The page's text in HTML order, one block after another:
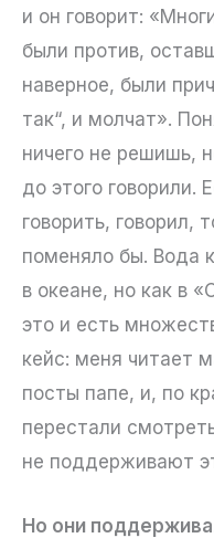
и он говорит:
были против,
наверное, были
так“, и молчат».
ничего не решишь,
до этого
говорить, говорил,
поменяло бы. Вода
в океане, но как в
это и есть
кейс: меня читает
посты папе, и, по
перестали
не поддерживают
Но они